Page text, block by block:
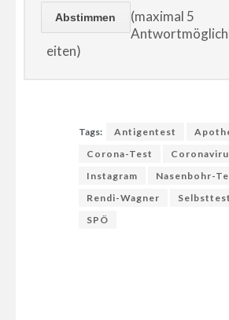
(maximal 5
eiten)
Tags: Antigentest
Corona-Test
Instagram
Nasenbohr-
Rendi-Wagner
Selbsttest
SPÖ